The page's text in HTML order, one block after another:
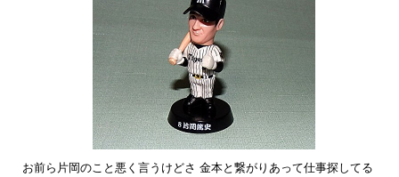
お前ら片岡のこと悪く言うけどさ 金本と繋がりあって仕事探してる